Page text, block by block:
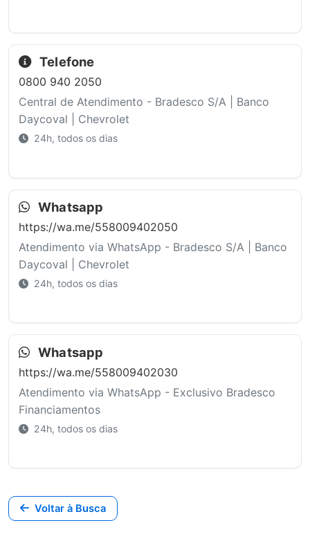
Telefone
0800 940 2050
Central de Atendimento - Bradesco S/A | Banco
Daycoval | Chevrolet
24h, todos os dias
Whatsapp
https://wa.me/558009402050
Atendimento via WhatsApp - Bradesco S/A | Banco
Daycoval | Chevrolet
24h, todos os dias
Whatsapp
https://wa.me/558009402030
Atendimento via WhatsApp - Exclusivo Bradesco
Financiamentos
24h, todos os dias
Voltar à Busca